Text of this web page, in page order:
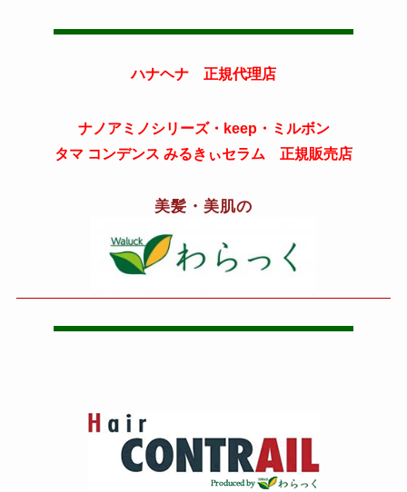
ハナヘナ 正規代理店
ナノアミノシリーズ・keep・ミルボン
タマ コンデンス みるきぃセラム 正規販売店
美髪・美肌の